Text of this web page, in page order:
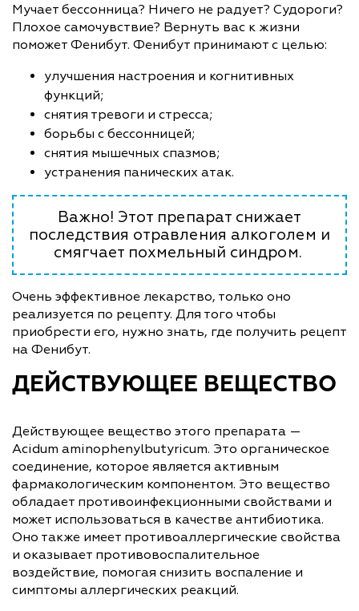
Мучает бессонница? Ничего не радует? Судороги?
Плохое самочувствие? Вернуть вас к жизни
поможет Фенибут. Фенибут принимают с целью:
улучшения настроения и когнитивных
функций;
снятия тревоги и стресса;
борьбы с бессонницей;
снятия мышечных спазмов;
устранения панических атак.
Важно! Этот препарат снижает
последствия отравления алкоголем и
смягчает похмельный синдром.
Очень эффективное лекарство, только оно
реализуется по рецепту. Для того чтобы
приобрести его, нужно знать, где получить рецепт
на Фенибут.
ДЕЙСТВУЮЩЕЕ ВЕЩЕСТВО
Действующее вещество этого препарата —
Acidum aminophenylbutyricum. Это органическое
соединение, которое является активным
фармакологическим компонентом. Это вещество
обладает противоинфекционными свойствами и
может использоваться в качестве антибиотика.
Оно также имеет противоаллергические свойства
и оказывает противовоспалительное
воздействие, помогая снизить воспаление и
симптомы аллергических реакций.